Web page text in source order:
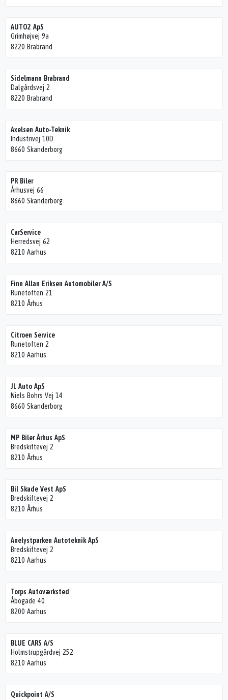
AUTO2 ApS
Grimhøjvej 9a
8220 Brabrand
Sidelmann Brabrand
Dalgårdsvej 2
8220 Brabrand
Axelsen Auto-Teknik
Industrivej 10D
8660 Skanderborg
PR Biler
Århusvej 66
8660 Skanderborg
CarService
Herredsvej 62
8210 Aarhus
Finn Allan Eriksen Automobiler A/S
Runetoften 21
8210 Århus
Citroen Service
Runetoften 2
8210 Aarhus
JL Auto ApS
Niels Bohrs Vej 14
8660 Skanderborg
MP Biler Århus ApS
Bredskiftevej 2
8210 Århus
Bil Skade Vest ApS
Bredskiftevej 2
8210 Århus
Anelystparken Autoteknik ApS
Bredskiftevej 2
8210 Aarhus
Torps Autoværksted
Åbogade 40
8200 Aarhus
BLUE CARS A/S
Holmstrupgårdvej 252
8210 Aarhus
Quickpoint A/S